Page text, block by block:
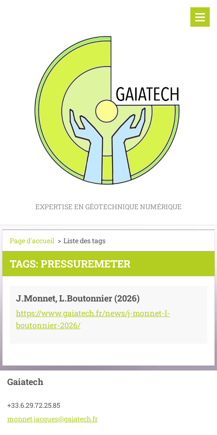
EXPERTISE EN GÉOTECHNIQUE NUMÉRIQUE
Page d'accueil > Liste des tags
TAGS: PRESSUREMETER
J.Monnet, L.Boutonnier (2026)
https://www.gaiatech.fr/news/j-monnet-l-
boutonnier-2026/
Gaiatech
+33.6.29.72.25.85
monnet.jacques@gaiatech.fr